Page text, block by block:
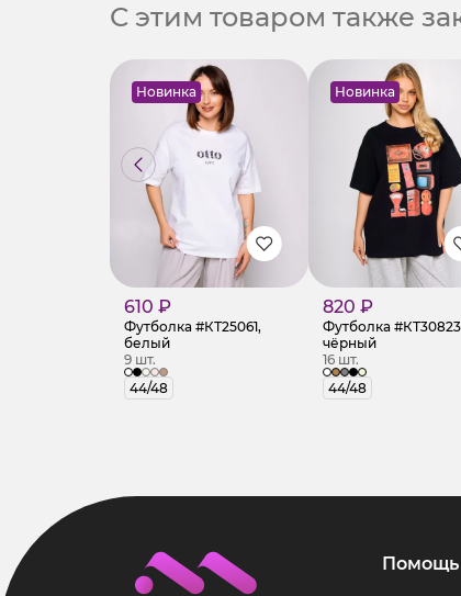
С этим товаром также
Новинка
610 ₽
Футболка #КТ25061,
белый
9 шт.
44/48
Новинка
820 ₽
Футболка
чёрный
16 шт.
44/48
Помощь